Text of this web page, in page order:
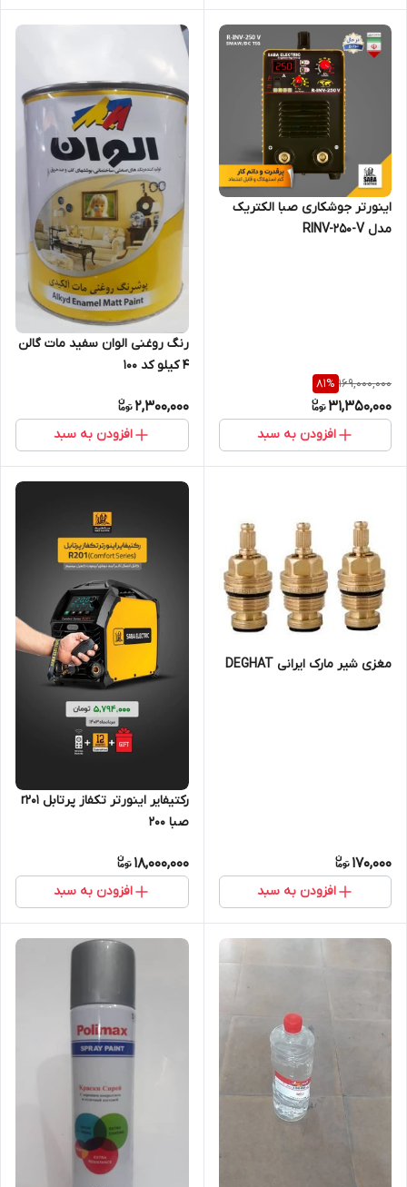
اینورتر جوشکاری صبا الکتریک
مدل RINV-250-V
169,000,000
81%
31,350,000
افزودن به سبد
رنگ روغنی الوان سفید مات گالن
4 کیلو کد 100
2,300,000
افزودن به سبد
مغزی شیر مارک ایرانی DEGHAT
170,000
افزودن به سبد
رکتیفایر اینورتر تکفاز پرتابل r201
صبا 200
18,000,000
افزودن به سبد